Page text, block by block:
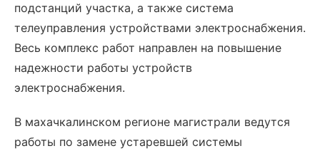
подстанций участка, а также система
телеуправления устройствами электроснабжения.
Весь комплекс работ направлен на повышение
надежности работы устройств
электроснабжения.
В махачкалинском регионе магистрали ведутся
работы по замене устаревшей системы